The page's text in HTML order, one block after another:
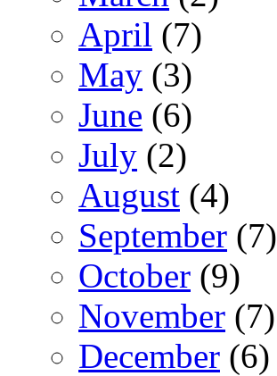
April (7)
May (3)
June (6)
July (2)
August (4)
September (7)
October (9)
November (7)
December (6)